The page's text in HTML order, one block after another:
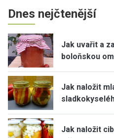
Dnes nejčtenější
Jak uvařit a
boloňskou
Jak naložit
Jak naložit